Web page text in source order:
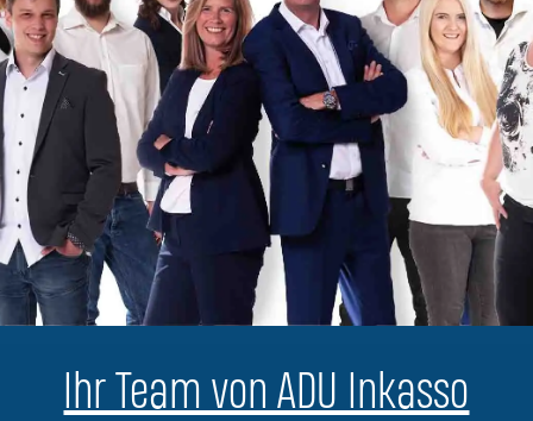
Ihr Team von ADU Inkasso